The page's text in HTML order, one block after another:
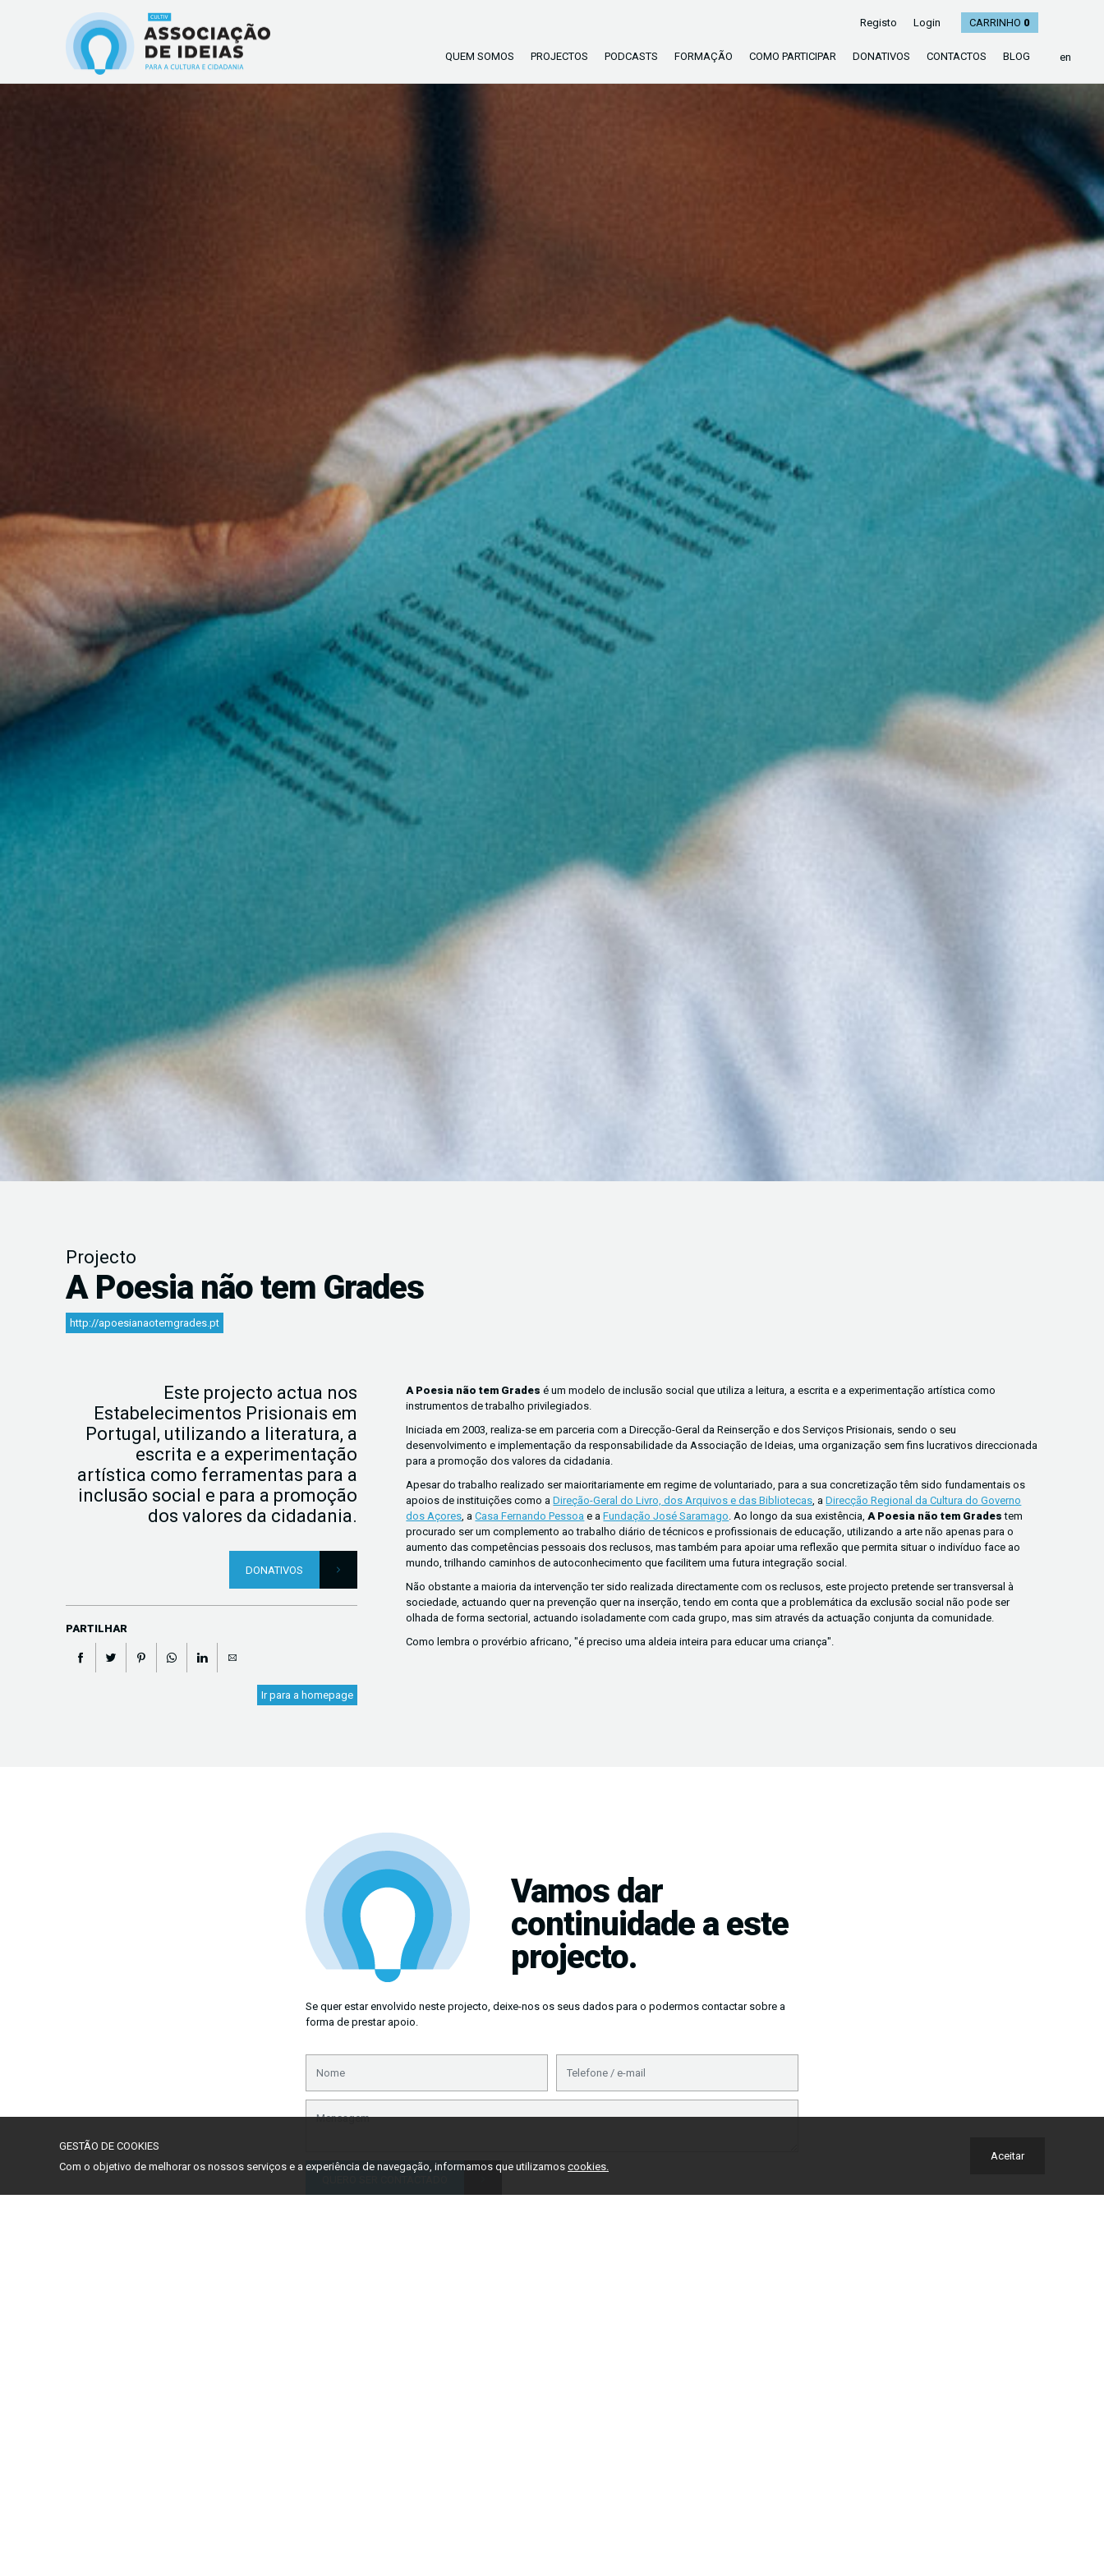
Registo Login CARRINHO 0
QUEM SOMOS PROJECTOS PODCASTS FORMAÇÃO COMO PARTICIPAR DONATIVOS CONTACTOS BLOG en
GESTÃO DE COOKIES
Com o objetivo de melhorar os nossos serviços e a experiência de navegação, informamos que utilizamos cookies.
Aceitar
Projecto
A Poesia não tem Grades
http://apoesianaotemgrades.pt
Este projecto actua nos
Estabelecimentos Prisionais em
Portugal, utilizando a literatura, a
escrita e a experimentação
artística como ferramentas para a
inclusão social e para a promoção
dos valores da cidadania.
DONATIVOS
PARTILHAR
A Poesia não tem Grades é um modelo de inclusão social que utiliza a leitura, a escrita e a experimentação artística como
instrumentos de trabalho privilegiados.
Iniciada em 2003, realiza-se em parceria com a Direcção-Geral da Reinserção e dos Serviços Prisionais, sendo o seu
desenvolvimento e implementação da responsabilidade da Associação de Ideias, uma organização sem fins lucrativos direccionada
para a promoção dos valores da cidadania.
Apesar do trabalho realizado ser maioritariamente em regime de voluntariado, para a sua concretização têm sido fundamentais os
apoios de instituições como aDireção-Geral do Livro, dos Arquivos e das Bibliotecas, aDirecção Regional da Cultura do Governo
dos Açores, aCasa Fernando Pessoa e aFundação José Saramago. Ao longo da sua existência,A Poesia não tem Grades tem
procurado ser um complemento ao trabalho diário de técnicos e profissionais de educação, utilizando a arte não apenas para o
aumento das competências pessoais dos reclusos, mas também para apoiar uma reflexão que permita situar o indivíduo face ao
mundo, trilhando caminhos de autoconhecimento que facilitem uma futura integração social.
Não obstante a maioria da intervenção ter sido realizada directamente com os reclusos, este projecto pretende ser transversal à
sociedade, actuando quer na prevenção quer na inserção, tendo em conta que a problemática da exclusão social não pode ser
olhada de forma sectorial, actuando isoladamente com cada grupo, mas sim através da actuação conjunta da comunidade.
Como lembra o provérbio africano, "é preciso uma aldeia inteira para educar uma criança".
Ir para a homepage
Vamos dar
continuidade a este
projecto.
Se quer estar envolvido neste projecto, deixe-nos os seus dados para o podermos contactar sobre a
forma de prestar apoio.